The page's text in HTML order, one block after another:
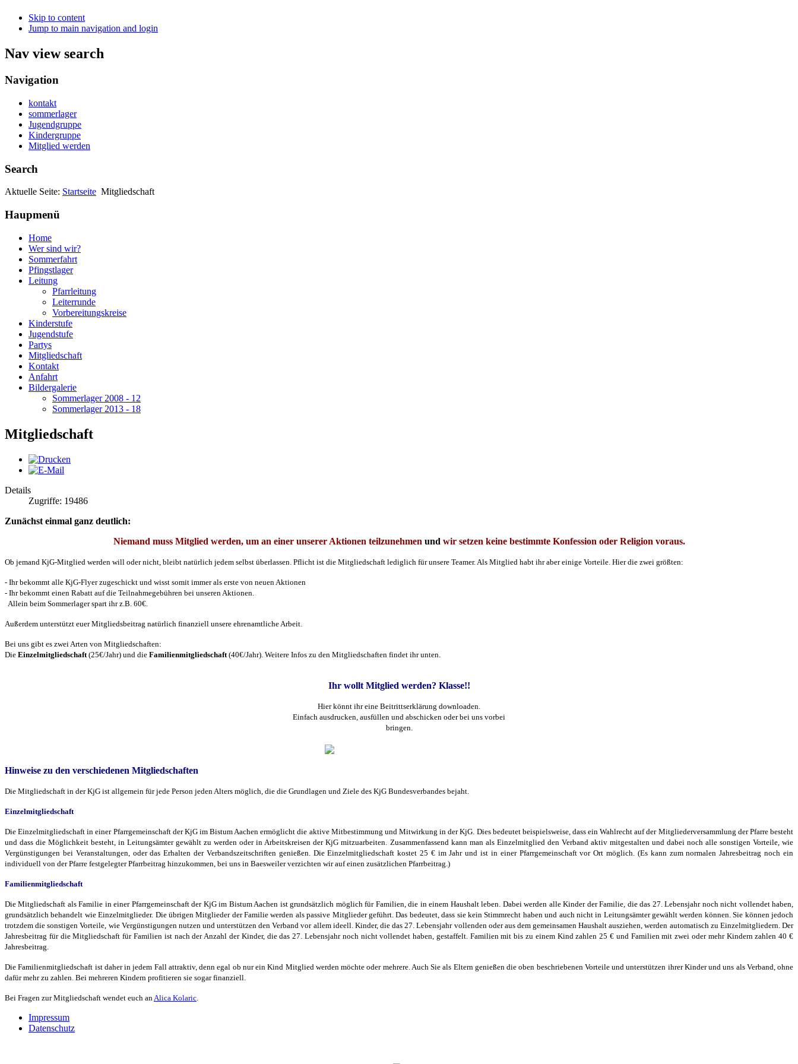
Skip to content
Jump to main navigation and login
Nav view search
Navigation
kontakt
sommerlager
Jugendgruppe
Kindergruppe
Mitglied werden
Search
Aktuelle Seite: Startseite Mitgliedschaft
Haupmenü
Home
Wer sind wir?
Sommerfahrt
Pfingstlager
Leitung
Pfarrleitung
Leiterrunde
Vorbereitungskreise
Kinderstufe
Jugendstufe
Partys
Mitgliedschaft
Kontakt
Anfahrt
Bildergalerie
Sommerlager 2008 - 12
Sommerlager 2013 - 18
Mitgliedschaft
Details
Zugriffe: 19486
Zunächst einmal ganz deutlich:
Niemand muss Mitglied werden, um an einer unserer Aktionen teilzunehmen und wir setzen keine bestimmte Konfession oder Religion voraus.
Ob jemand KjG-Mitglied werden will oder nicht, bleibt natürlich jedem selbst überlassen. Pflicht ist die Mitgliedschaft lediglich für unsere Teamer. Als Mitglied habt ihr aber einige Vorteile. Hier die zwei größten:
- Ihr bekommt alle KjG-Flyer zugeschickt und wisst somit immer als erste von neuen Aktionen
- Ihr bekommt einen Rabatt auf die Teilnahmegebühren bei unseren Aktionen.
Allein beim Sommerlager spart ihr z.B. 60€.
Außerdem unterstützt euer Mitgliedsbeitrag natürlich finanziell unsere ehrenamtliche Arbeit.
Bei uns gibt es zwei Arten von Mitgliedschaften:
Die Einzelmitgliedschaft (25€/Jahr) und die Familienmitgliedschaft (40€/Jahr). Weitere Infos zu den Mitgliedschaften findet ihr unten.
Ihr wollt Mitglied werden? Klasse!!
Hier könnt ihr eine Beitrittserklärung downloaden.
Einfach ausdrucken, ausfüllen und abschicken oder bei uns vorbei
bringen.
Hinweise zu den verschiedenen Mitgliedschaften
Die Mitgliedschaft in der KjG ist allgemein für jede Person jeden Alters möglich, die die Grundlagen und Ziele des KjG Bundesverbandes bejaht.
Einzelmitgliedschaft
Die Einzelmitgliedschaft in einer Pfarrgemeinschaft der KjG im Bistum Aachen ermöglicht die aktive Mitbestimmung und Mitwirkung in der KjG. Dies bedeutet beispielsweise, dass ein Wahlrecht auf der Mitgliederversammlung der Pfarre besteht
und dass die Möglichkeit besteht, in Leitungsämter gewählt zu werden oder in Arbeitskreisen der KjG mitzuarbeiten. Zusammenfassend kann man als Einzelmitglied den Verband aktiv mitgestalten und dabei noch alle sonstigen Vorteile, wie
Vergünstigungen bei Veranstaltungen, oder das Erhalten der Verbandszeitschriften genießen. Die Einzelmitgliedschaft kostet 25 € im Jahr und ist in einer Pfarrgemeinschaft vor Ort möglich. (Es kann zum normalen Jahresbeitrag noch ein
individuell von der Pfarre festgelegter Pfarrbeitrag hinzukommen, bei uns in Baesweiler verzichten wir auf einen zusätzlichen Pfarrbeitrag.)
Familienmitgliedschaft
Die Mitgliedschaft als Familie in einer Pfarrgemeinschaft der KjG im Bistum Aachen ist grundsätzlich möglich für Familien, die in einem Haushalt leben. Dabei werden alle Kinder der Familie, die das 27. Lebensjahr noch nicht vollendet haben,
grundsätzlich behandelt wie Einzelmitglieder. Die übrigen Mitglieder der Familie werden als passive Mitglieder geführt. Das bedeutet, dass sie kein Stimmrecht haben und auch nicht in Leitungsämter gewählt werden können. Sie können jedoch
trotzdem die sonstigen Vorteile, wie Vergünstigungen nutzen und unterstützen den Verband vor allem ideell. Kinder, die das 27. Lebensjahr vollenden oder aus dem gemeinsamen Haushalt ausziehen, werden automatisch zu Einzelmitgliedern. Der
Jahresbeitrag für die Mitgliedschaft für Familien ist nach der Anzahl der Kinder, die das 27. Lebensjahr noch nicht vollendet haben, gestaffelt. Familien mit bis zu einem Kind zahlen 25 € und Familien mit zwei oder mehr Kindern zahlen 40 €
Jahresbeitrag.
Die Familienmitgliedschaft ist daher in jedem Fall attraktiv, denn egal ob nur ein Kind Mitglied werden möchte oder mehrere. Auch Sie als Eltern genießen die oben beschriebenen Vorteile und unterstützen ihrer Kinder und uns als Verband, ohne
dafür mehr zu zahlen. Bei mehreren Kindern profitieren sie sogar finanziell.
Bei Fragen zur Mitgliedschaft wendet euch an Alica Kolaric
Impressum
Datenschutz